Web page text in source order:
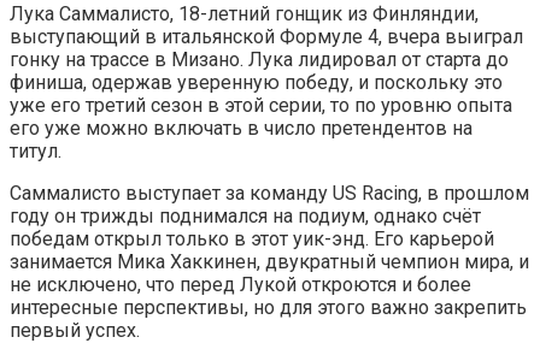
Лука Саммалисто, 18-летний гонщик из Финляндии,
выступающий в итальянской Формуле 4, вчера выиграл
гонку на трассе в Мизано. Лука лидировал от старта до
финиша, одержав уверенную победу, и поскольку это
уже его третий сезон в этой серии, то по уровню опыта
его уже можно включать в число претендентов на
титул.
Саммалисто выступает за команду US Racing, в прошлом
году он трижды поднимался на подиум, однако счёт
победам открыл только в этот уик-энд. Его карьерой
занимается Мика Хаккинен, двукратный чемпион мира, и
не исключено, что перед Лукой откроются и более
интересные перспективы, но для этого важно закрепить
первый успех.